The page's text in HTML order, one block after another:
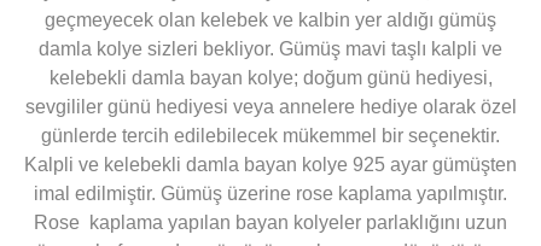
geçmeyecek olan kelebek ve kalbin yer aldığı gümüş
damla kolye sizleri bekliyor. Gümüş mavi taşlı kalpli ve
kelebekli damla bayan kolye; doğum günü hediyesi,
sevgililer günü hediyesi veya annelere hediye olarak özel
günlerde tercih edilebilecek mükemmel bir seçenektir.
Kalpli ve kelebekli damla bayan kolye 925 ayar gümüşten
imal edilmiştir. Gümüş üzerine rose kaplama yapılmıştır.
Rose kaplama yapılan bayan kolyeler parlaklığını uzun